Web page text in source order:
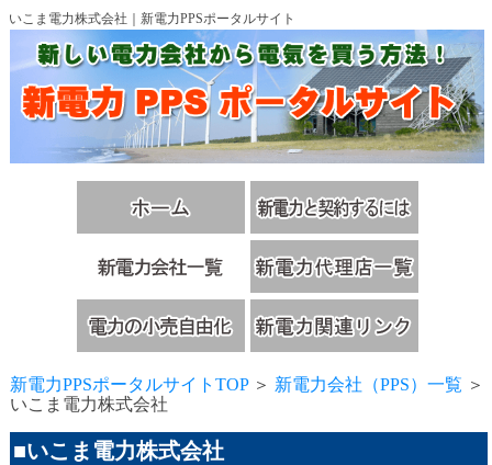
いこま電力株式会社｜新電力PPSポータルサイト
新電力PPSポータルサイトTOP＞ 新電力会社（PPS）一覧 ＞
いこま電力株式会社
■いこま電力株式会社